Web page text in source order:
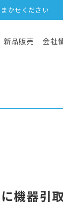
かせください
新品販売 会社
機器引